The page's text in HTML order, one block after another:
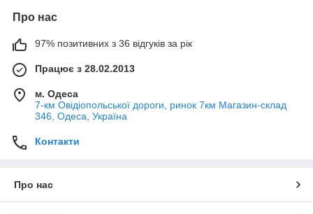
Про нас
97% позитивних з 36 відгуків за рік
Працює з 28.02.2013
м. Одеса
7-км Овідіопольської дороги, ринок 7км Магазин-склад
346, Одеса, Україна
Контакти
Про нас